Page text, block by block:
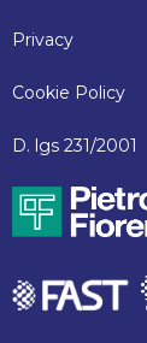
Privacy
Cookie Policy
D. lgs 231/2001